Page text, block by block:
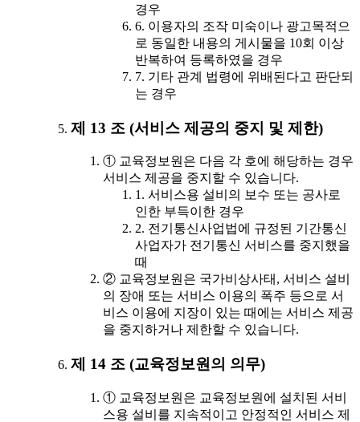
경우
6. 이용자의 조작 미숙이나 광고목적으
로 동일한 내용의 게시물을 10회 이상
반복하여 등록하였을 경우
7. 기타 관계 법령에 위배된다고 판단되
는 경우
제 13 조 (서비스 제공의 중지 및 제한)
① 교육정보원은 다음 각 호에 해당하는 경우
서비스 제공을 중지할 수 있습니다.
1. 서비스용 설비의 보수 또는 공사로
인한 부득이한 경우
2. 전기통신사업법에 규정된 기간통신
사업자가 전기통신 서비스를 중지했을
때
② 교육정보원은 국가비상사태, 서비스 설비
의 장애 또는 서비스 이용의 폭주 등으로 서
비스 이용에 지장이 있는 때에는 서비스 제공
을 중지하거나 제한할 수 있습니다.
제 14 조 (교육정보원의 의무)
① 교육정보원은 교육정보원에 설치된 서비
스용 설비를 지속적이고 안정적인 서비스 제